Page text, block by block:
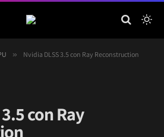
» Nvidia DLSS 3.5 con Ray Reconstruction
con Ray